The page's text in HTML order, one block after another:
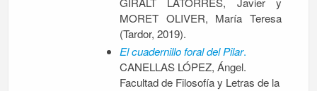
MORET OLIVER, María Teresa
(Tardor, 2019).
El cuadernillo foral del Pilar.
CANELLAS LÓPEZ, Ángel.
Facultad de Filosofía y Letras de la